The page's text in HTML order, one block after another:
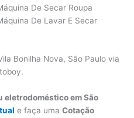
De Secar Roupa
De Lavar E Secar
Bonilha Nova, São Paulo via
eletrodoméstico em São
e faça umaCotação